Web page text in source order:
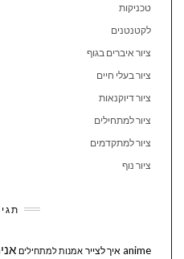
טכניקות
לקטנטנים
ציור איברים בגוף
ציור בעלי חיים
ציור דיוקנאות
ציור למתחילים
ציור למתקדמים
ציור נוף
anime איך לצייר אמנות למתחילים